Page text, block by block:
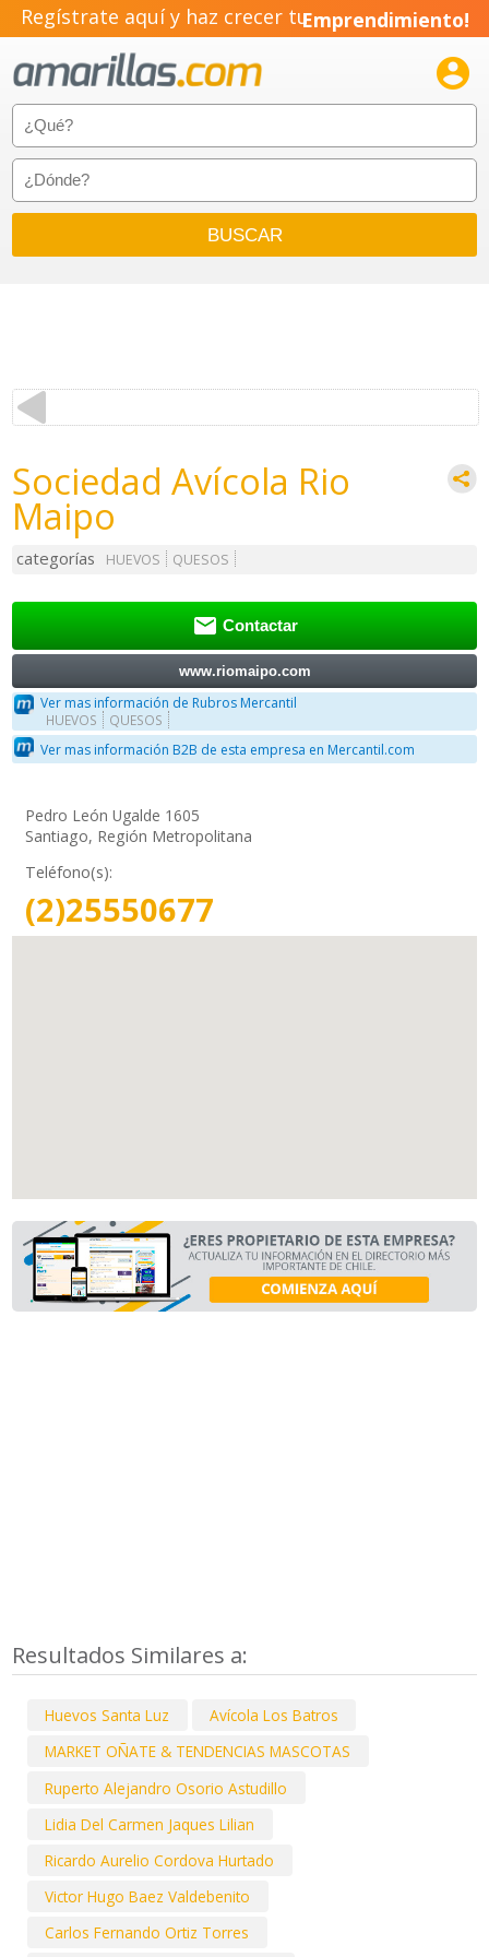
Regístrate aquí y haz crecer tuEmprendimiento!

Sociedad Avícola Rio
Maipo
categorías HUEVOS QUESOS
 Contactar
www.riomaipo.com
Ver mas información de Rubros Mercantil
HUEVOS QUESOS
Ver mas información B2B de esta empresa en Mercantil.com
Pedro León Ugalde 1605
Santiago, Región Metropolitana
Teléfono(s):
(2)25550677
Resultados Similares a:
Huevos Santa Luz
Avícola Los Batros
MARKET OÑATE & TENDENCIAS MASCOTAS
Ruperto Alejandro Osorio Astudillo
Lidia Del Carmen Jaques Lilian
Ricardo Aurelio Cordova Hurtado
Victor Hugo Baez Valdebenito
Carlos Fernando Ortiz Torres